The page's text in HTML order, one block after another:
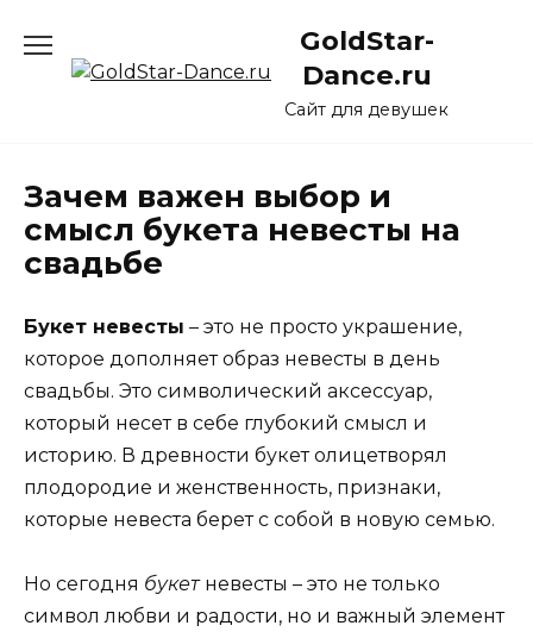
содержанию
GoldStar-
Dance.ru
Сайт для девушек
Зачем важен выбор и
смысл букета невесты на
свадьбе
Букет невесты – это не просто украшение,
которое дополняет образ невесты в день
свадьбы. Это символический аксессуар,
который несет в себе глубокий смысл и
историю. В древности букет олицетворял
плодородие и женственность, признаки,
которые невеста берет с собой в новую семью.
Но сегодня букетневесты – это не только
символ любви и радости, но и важный элемент